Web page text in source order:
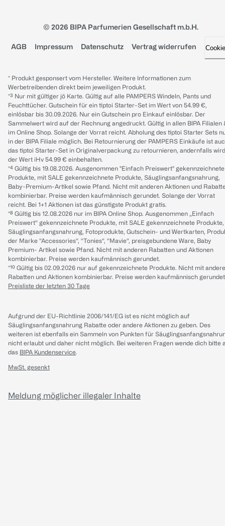
© 2026 BIPA Parfumerien Gesellschaft m.b.H.
AGB Impressum Datenschutz Vertrag widerrufen
* Produkt gesponsert vom Hersteller. Weitere Informationen zum
Werbetreibenden direkt beim jeweiligen Produkt.
*³ Nur mit gültiger jö Karte. Gültig auf alle PAMPERS Windeln, Pants und
Feuchttücher. Gutschein für ein tiptoi Starter-Set im Wert von 54.99 €,
einlösbar bis 30.09.2026. Nur ein Gutschein pro Einkauf einlösbar. Der
Sammelwert wird auf der Rechnung angedruckt. Gültig in allen BIPA Filialen
im Online Shop. Solange der Vorrat reicht. Abholung des tiptoi Starter Sets
in der BIPA Filiale möglich. Bei Retournierung der PAMPERS Einkäufe ist
das tiptoi Starter-Set in Originalverpackung zu retournieren, andernfalls wird
der Wert iHv 54.99 € einbehalten.
*⁴ Gültig bis 19.08.2026. Ausgenommen "Einfach Preiswert" gekennzeichnete
Produkte, mit SALE gekennzeichnete Produkte, Säuglingsanfangsnahrung,
Baby-Premium-Artikel sowie Pfand. Nicht mit anderen Aktionen und
kombinierbar. Preise werden kaufmännisch gerundet. Solange der Vorrat
reicht. Bei 1+1 Aktionen ist das günstigste Produkt gratis.
*⁸ Gültig bis 12.08.2026 nur im BIPA Online Shop. Ausgenommen „Einfach
Preiswert“ gekennzeichnete Produkte, mit SALE gekennzeichnete Produkte,
Säuglingsanfangsnahrung, Fotoprodukte, Gutschein- und Wertkarten,
der Marke “Accessories“, “Tonies“, “Mavie“, preisgebundene Ware, Baby
Premium- Artikel sowie Pfand. Nicht mit anderen Rabatten und Aktionen
kombinierbar. Preise werden kaufmännisch gerundet.
*¹⁰ Gültig bis 02.09.2026 nur auf gekennzeichnete Produkte. Nicht mit
Rabatten und Aktionen kombinierbar. Preise werden kaufmännisch
Preisliste der letzten 30 Tage
Aufgrund der EU-Richtlinie 2006/141/EG ist es nicht möglich auf
Säuglingsanfangsnahrung Rabatte oder andere Aktionen zu geben. Des
weiteren ist ebenfalls ein Sammeln von Punkten für
nicht erlaubt und daher nicht möglich. Bei weiteren Fragen wende dich bitte
das BIPA Kundenservice.
MwSt. gesenkt
Meldung möglicher illegaler Inhalte